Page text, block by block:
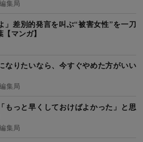
集局
」差別的発言を叫ぶ“被害女性”を一刀
マンガ】
なりたいなら、今すぐやめた方がいい
集局
もっと早くしておけばよかった」と思
集局